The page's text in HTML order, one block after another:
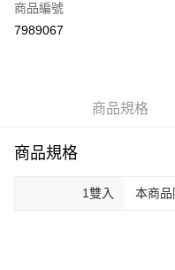
超商取貨付款
悠遊付
商品編號
7989067
商品規格
商品規格
1雙入 本商品